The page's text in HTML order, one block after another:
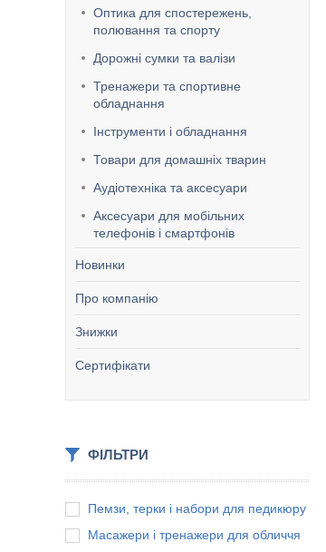
Оптика для спостережень,
полювання та спорту
Дорожні сумки та валізи
Тренажери та спортивне
обладнання
Інструменти і обладнання
Товари для домашніх тварин
Аудіотехніка та аксесуари
Аксесуари для мобільних
телефонів і смартфонів
Новинки
Про компанію
Знижки
Сертифікати
ФІЛЬТРИ
Пемзи, терки і набори для педикюру
Масажери і тренажери для обличчя